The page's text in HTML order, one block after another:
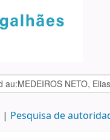
Pesquisa de